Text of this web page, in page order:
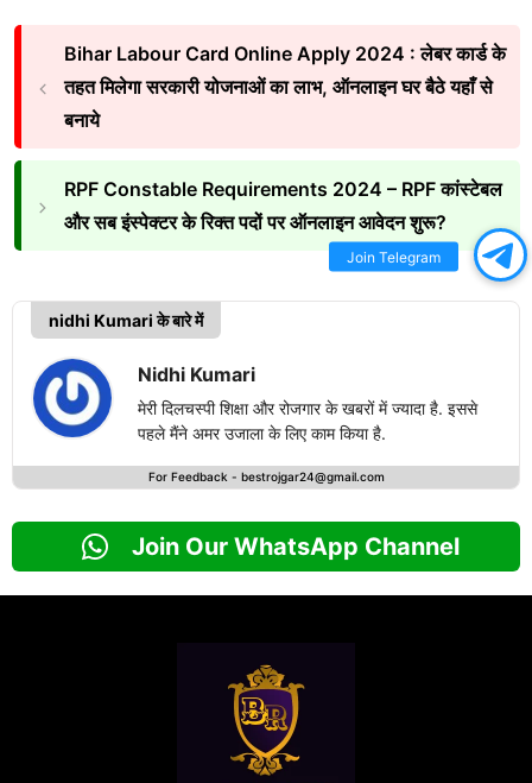
Bihar Labour Card Online Apply 2024 : लेबर कार्ड के
तहत मिलेगा सरकारी योजनाओं का लाभ, ऑनलाइन घर बैठे यहाँ से
बनाये
RPF Constable Requirements 2024 – RPF कांस्टेबल
और सब इंस्पेक्टर के रिक्त पदों पर ऑनलाइन आवेदन शुरू?
nidhi Kumari के बारे में
Nidhi Kumari
मेरी दिलचस्पी शिक्षा और रोजगार के खबरों में ज्यादा है. इससे
पहले मैंने अमर उजाला के लिए काम किया है.
For Feedback - bestrojgar24@gmail.com
Join Our WhatsApp Channel
Join Telegram